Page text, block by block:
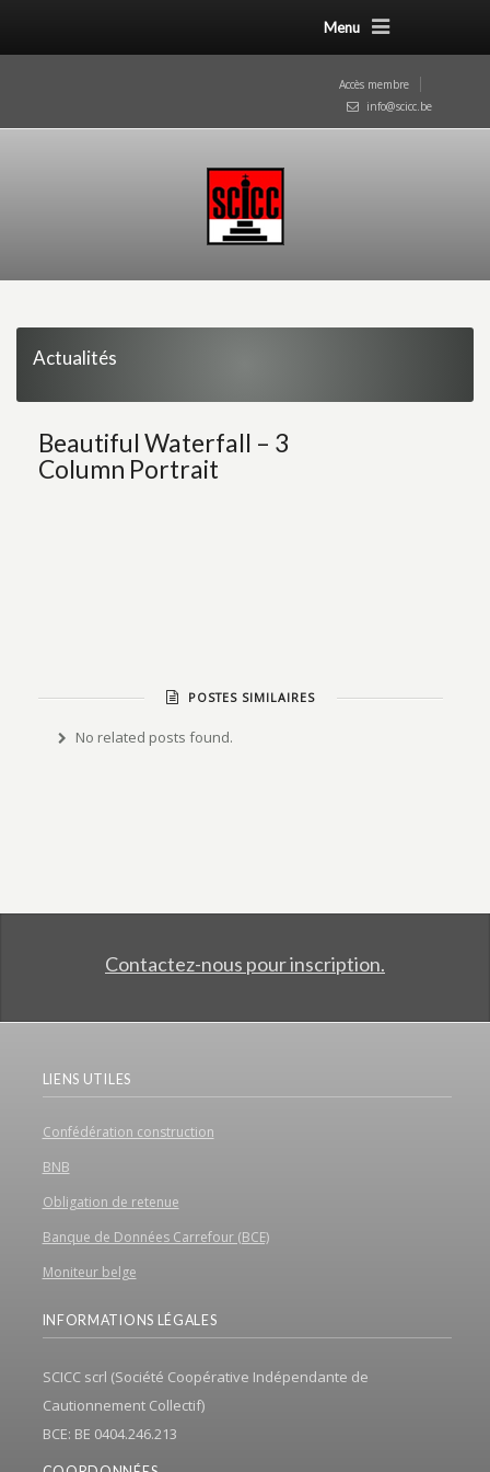
Menu
Accès membre
info@scicc.be
Actualités
Beautiful Waterfall – 3
Column Portrait
POSTES SIMILAIRES
No related posts found.
Contactez-nous pour inscription.
LIENS UTILES
Confédération construction
BNB
Obligation de retenue
Banque de Données Carrefour (BCE)
Moniteur belge
INFORMATIONS LÉGALES
SCICC scrl (Société Coopérative Indépendante de
Cautionnement Collectif)
BCE: BE 0404.246.213